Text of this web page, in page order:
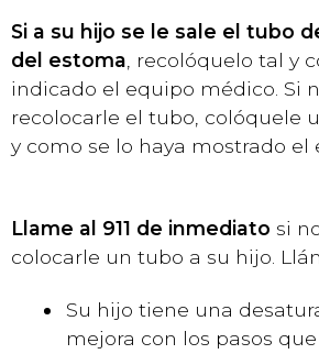
Si a su hijo se le sale el tubo
del estoma , recolóquelo tal y
indicado el equipo médico. Si
recolocarle el tubo, colóquele
y como se lo haya mostrado el
Llame al 911 de inmediato si
colocarle un tubo a su hijo.
Su hijo tiene una
mejora con los pasos